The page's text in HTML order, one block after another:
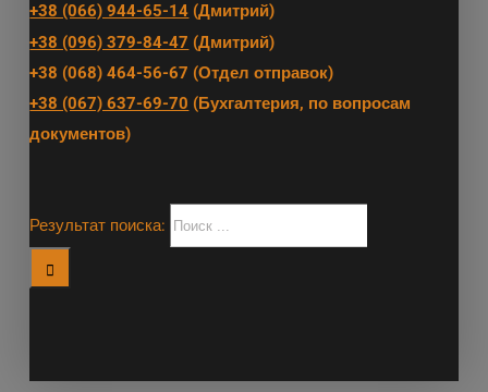
+38 (066) 944-65-14 (Дмитрий)
+38 (096) 379-84-47 (Дмитрий)
+38 (068) 464-56-67 (Отдел отправок)
+38 (067) 637-69-70 (Бухгалтерия, по вопросам
документов)
Результат поиска: